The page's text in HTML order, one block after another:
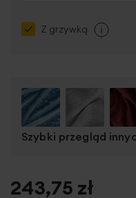
Z grzywką
Szybki przegląd
243,75 zł